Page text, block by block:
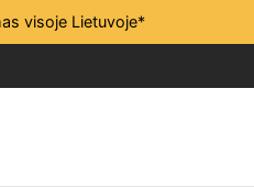
visoje Lietuvoje*